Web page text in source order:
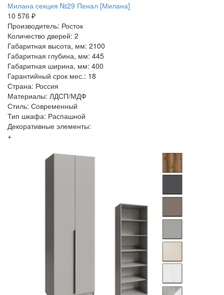
Милана секция №29 Пенал [Милана]
10 576 ₽
Производитель: Росток
Количество дверей: 2
Габаритная высота, мм: 2100
Габаритная глубина, мм: 445
Габаритная ширина, мм: 400
Гарантийный срок мес.: 18
Страна: Россия
Материалы: ЛДСП/МДФ
Стиль: Современный
Тип шкафа: Распашной
Декоративные элементы:
+